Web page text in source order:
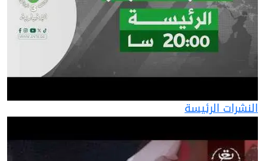
النشرات الرئيسة